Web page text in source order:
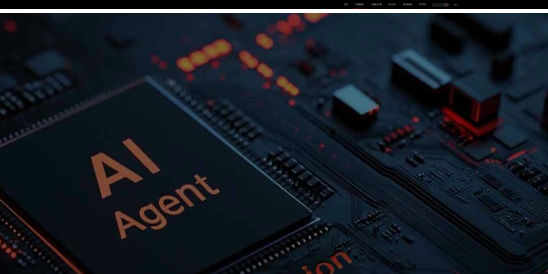
首页 产品及服务 行业解决方案 合作伙伴 投资者关系 关于我们 中EN